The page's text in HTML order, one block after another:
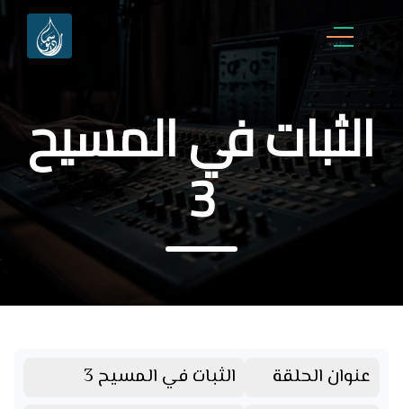
الثبات في المسيح
3
عنوان الحلقة
الثبات في المسيح 3